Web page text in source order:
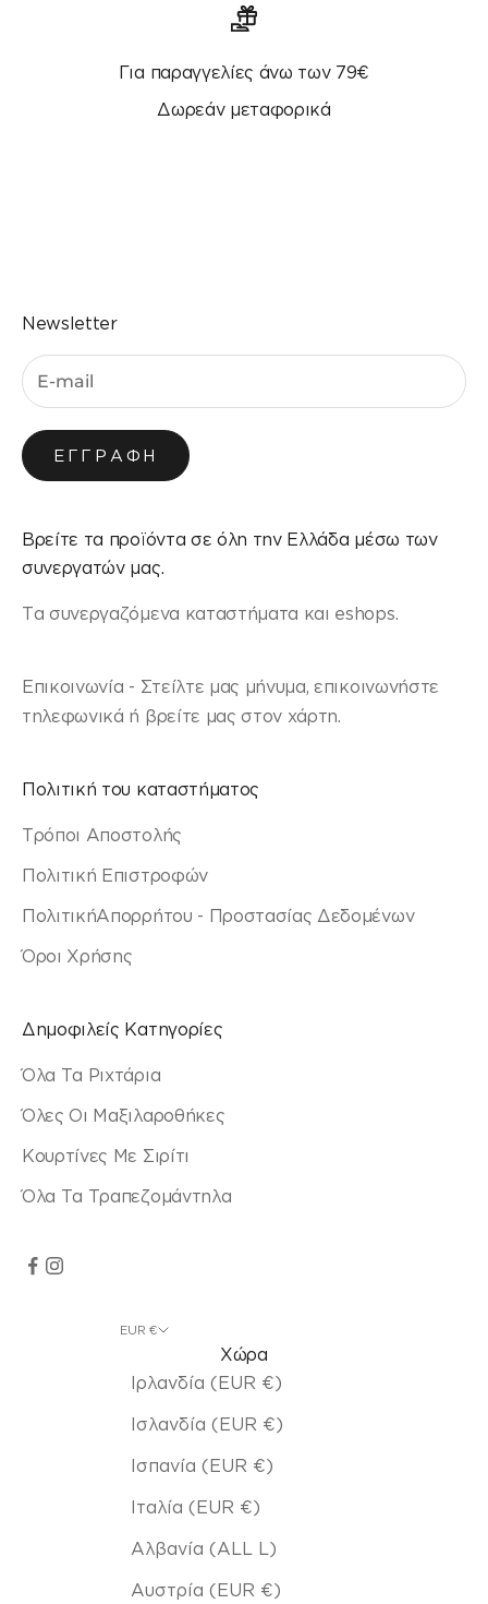
Για παραγγελίες άνω των 79€
Δωρεάν μεταφορικά
Newsletter
ΕΓΓΡΑΦΉ
Βρείτε τα προϊόντα σε όλη την Ελλάδα μέσω των
συνεργατών μας.
Τα συνεργαζόμενα καταστήματα και eshops.
Επικοινωνία - Στείλτε μας μήνυμα, επικοινωνήστε
τηλεφωνικά ή βρείτε μας στον χάρτη.
Πολιτική του καταστήματος
Τρόποι Αποστολής
Πολιτική Επιστροφών
ΠολιτικήΑπορρήτου - Προστασίας Δεδομένων
Όροι Χρήσης
Δημοφιλείς Κατηγορίες
Όλα Τα Ριχτάρια
Όλες Οι Μαξιλαροθήκες
Κουρτίνες Με Σιρίτι
Όλα Τα Τραπεζομάντηλα
EUR €
Χώρα
Ιρλανδία (EUR €)
Ισλανδία (EUR €)
Ισπανία (EUR €)
Ιταλία (EUR €)
Αλβανία (ALL L)
Αυστρία (EUR €)